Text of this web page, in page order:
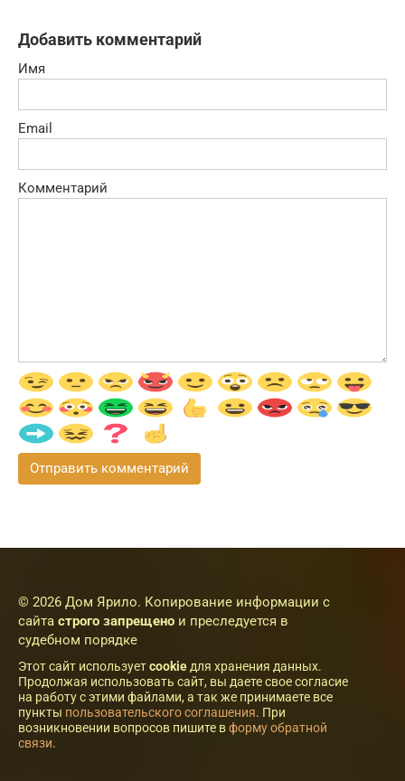
Добавить комментарий
Имя
Email
Комментарий
© 2026 Дом Ярило. Копирование информации с
сайта строго запрещено и преследуется в
судебном порядке
Этот сайт используетcookie для хранения данных.
Продолжая использовать сайт, вы даете свое согласие
на работу с этими файлами, а так же принимаете все
пункты пользовательского соглашения. При
возникновении вопросов пишите вформу обратной
связи.